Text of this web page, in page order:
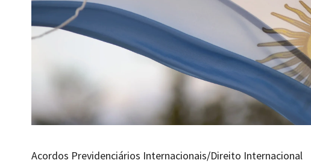
Acordos Previdenciários Internacionais/Direito Internacional